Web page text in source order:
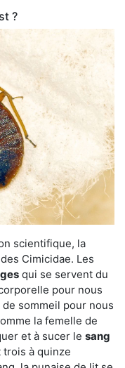
?
scientifique, la
Cimicidae. Les
qui se servent du
pour nous
sommeil pour nous
la femelle de
et à sucer le sang
trois à quinze